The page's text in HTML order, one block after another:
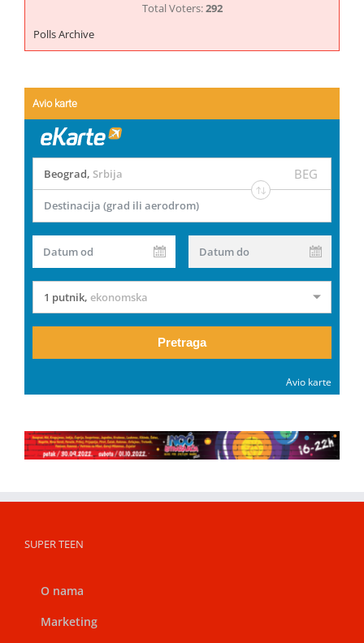
Total Voters:292
Polls Archive
Avio karte
Beograd, Srbija BEG
Destinacija (grad ili aerodrom)
Datum od Datum do
1 putnik, ekonomska
Pretraga
Avio karte
SUPER TEEN
O nama
Marketing